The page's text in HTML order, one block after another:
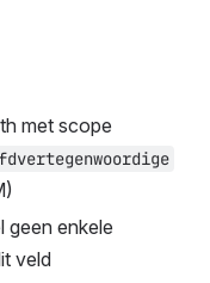
geen enkele
veld